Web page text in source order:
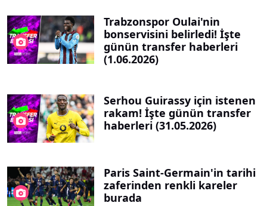
Trabzonspor Oulai'nin
bonservisini belirledi! İşte
günün transfer haberleri
(1.06.2026)
Serhou Guirassy için istenen
rakam! İşte günün transfer
haberleri (31.05.2026)
Paris Saint-Germain'in tarihi
zaferinden renkli kareler
burada